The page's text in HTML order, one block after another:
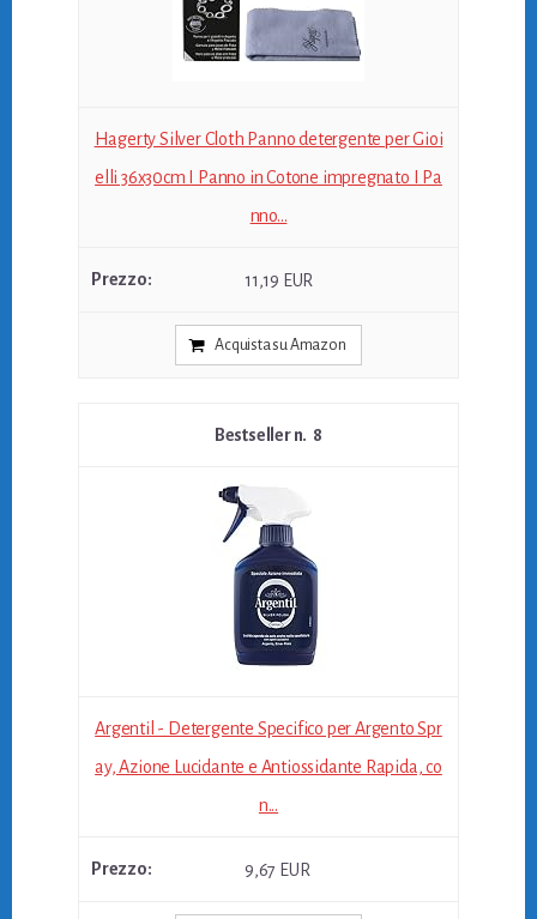
Hagerty Silver Cloth Panno detergente per Gioi
elli 36x30cm I Panno in Cotone impregnato I Pa
nno...
11,19 EUR
Acquista su Amazon
8
Argentil - Detergente Specifico per Argento Spr
ay, Azione Lucidante e Antiossidante Rapida, co
n...
9,67 EUR